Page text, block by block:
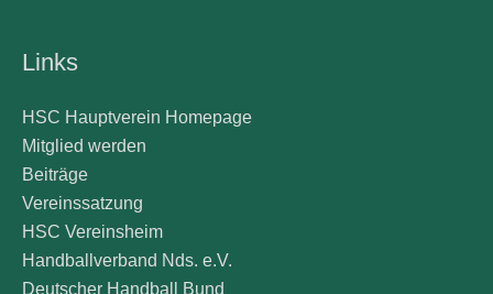
Links
HSC Hauptverein Homepage
Mitglied werden
Beiträge
Vereinssatzung
HSC Vereinsheim
Handballverband Nds. e.V.
Deutscher Handball Bund